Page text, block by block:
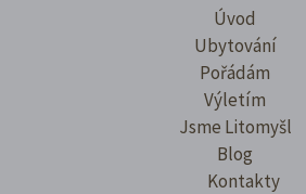
Úvod
Ubytování
Pořádám
Výletím
Jsme Litomyšl
Blog
Kontakty